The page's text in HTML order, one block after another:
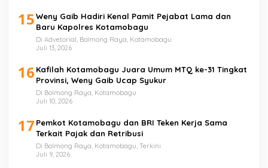
15Weny Gaib Hadiri Kenal Pamit Pejabat Lama dan
Baru Kapolres Kotamobagu
Di Advetorial, Bolmong Raya, Kotamobagu
Juli 13, 2026
16 Kafilah Kotamobagu Juara Umum MTQ ke-31 Tingkat
Provinsi, Weny Gaib Ucap Syukur
Di Bolmong Raya, Kotamobagu
Juli 10, 2026
17 Pemkot Kotamobagu dan BRI Teken Kerja Sama
Terkait Pajak dan Retribusi
Di Bolmong Raya, Kotamobagu, Terkini
Juli 9, 2026